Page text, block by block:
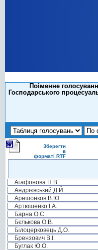
Поіменне
Господарського
Зберегти
в
форматі RTF
Агафонова Н.В.
Андрієвський Д.Й.
Арешонков В.Ю.
Артюшенко І.А.
Барна О.С.
Бєлькова О.В.
Білоцерковець Д.О.
Брензович В.І.
Буглак Ю.О.